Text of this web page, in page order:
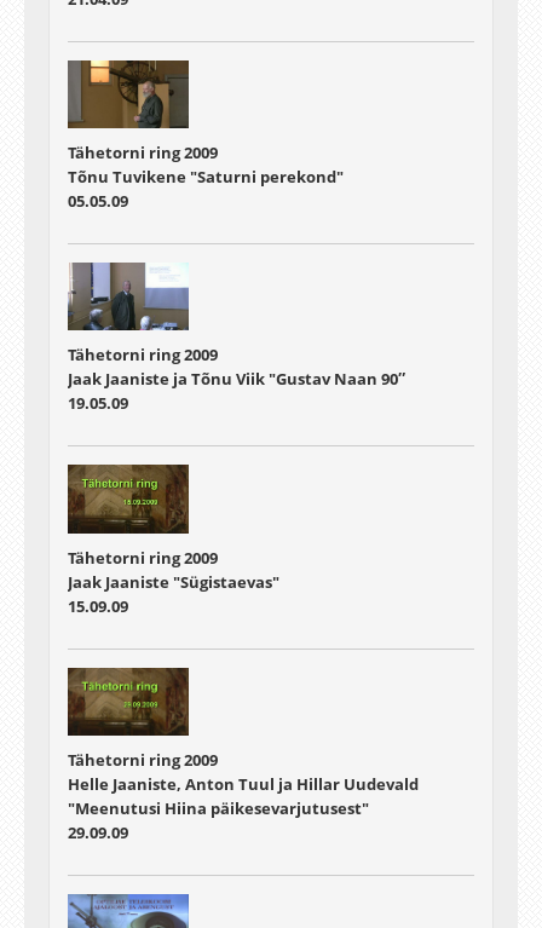
Tähetorni ring 2009
Tõnu Tuvikene "Saturni perekond"
05.05.09
Tähetorni ring 2009
Jaak Jaaniste ja Tõnu Viik "Gustav Naan 90″
19.05.09
Tähetorni ring 2009
Jaak Jaaniste "Sügistaevas"
15.09.09
Tähetorni ring 2009
Helle Jaaniste, Anton Tuul ja Hillar Uudevald
"Meenutusi Hiina päikesevarjutusest"
29.09.09